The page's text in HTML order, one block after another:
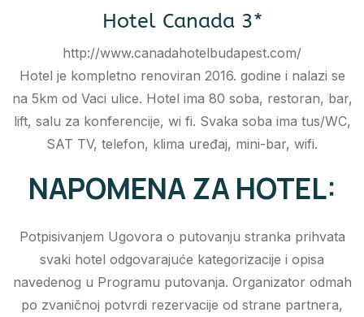
Hotel Canada 3*
http://www.canadahotelbudapest.com/
Hotel je kompletno renoviran 2016. godine i nalazi se
na 5km od Vaci ulice. Hotel ima 80 soba, restoran, bar,
lift, salu za konferencije, wi fi. Svaka soba ima tus/WC,
SAT TV, telefon, klima uređaj, mini-bar, wifi.
NAPOMENA ZA HOTEL:
Potpisivanjem Ugovora o putovanju stranka prihvata
svaki hotel odgovarajuće kategorizacije i opisa
navedenog u Programu putovanja. Organizator odmah
po zvaničnoj potvrdi rezervacije od strane partnera,